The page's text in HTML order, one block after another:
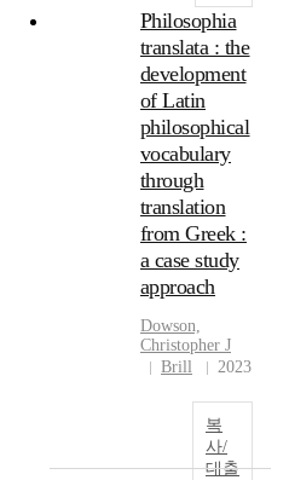
Philosophia
translata : the
development
of Latin
philosophical
vocabulary
through
translation
from Greek :
a case study
approach
Dowson,
Christopher J
Brill
2023
복
사/
대출